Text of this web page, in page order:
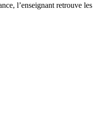
l’enseignant retrouve les